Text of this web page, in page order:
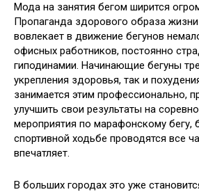
Мода на занятия бегом ширится
Пропаганда здорового образа
вовлекает в движение бегунов
офисных работников, постоянно
гиподинамии. Начинающие бегуны
укрепления здоровья, так и
занимается этим профессионально,
улучшить свои результаты на
мероприятия по марафонскому бегу,
спортивной ходьбе проводятся все
впечатляет.
В больших городах это уже